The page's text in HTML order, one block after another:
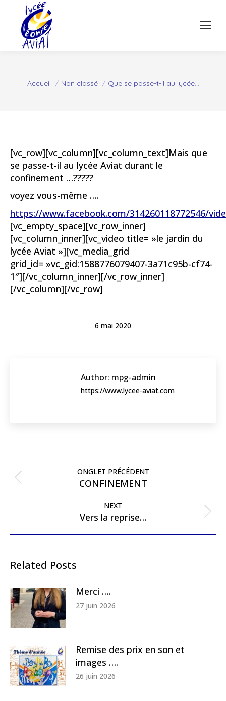
Vous êtes ici :
Accueil Non classé Que se passe-t-il au lycée…
[vc_row][vc_column][vc_column_text]Mais que
se passe-t-il au lycée Aviat durant le
confinement …?????
voyez vous-même ….
https://www.facebook.com/314260118772546/
[vc_empty_space][vc_row_inner]
[vc_column_inner][vc_video title= »le jardin du
lycée Aviat »][vc_media_grid
grid_id= »vc_gid:1588776079407-3a71c95b-cf74-
1″][/vc_column_inner][/vc_row_inner]
[/vc_column][/vc_row]
6 mai 2020
Author: mpg-admin
https://www.lycee-aviat.com
Post
navigation ONGLET PRÉCÉDENT
Previous
CONFINEMENT
NEXT
Next
Vers la reprise…
Related Posts
Merci ….
27 juin 2026
Remise des prix en son et
images ….
26 juin 2026